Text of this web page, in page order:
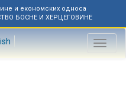
и економских односа
БОСНЕ И ХЕРЦЕГОВИНЕ
Toggle